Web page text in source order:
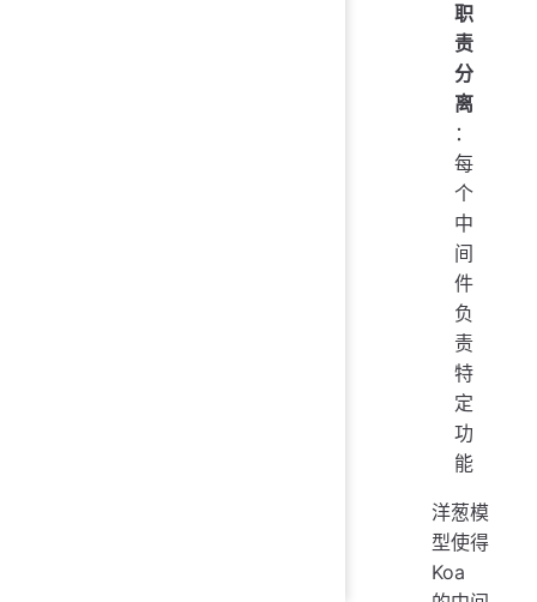
职
责
分
离
：
每
个
中
间
件
负
责
特
定
功
能
洋葱模
型使得
Koa